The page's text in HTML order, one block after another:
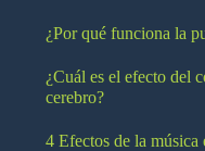
¿Por qué funciona la
¿Cuál es el efecto del
cerebro?
4 Efectos de la música